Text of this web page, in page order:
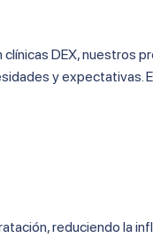
clínicas DEX, nuestros
y expectativas.
reduciendo la